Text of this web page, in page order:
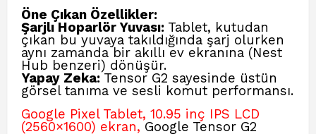
Öne Çıkan Özellikler:
Şarjlı Hoparlör Yuvası: Tablet, kutudan
çıkan bu yuvaya takıldığında şarj olurken
aynı zamanda bir akıllı ev ekranına (Nest
Hub benzeri) dönüşür.
Yapay Zeka: Tensor G2 sayesinde üstün
görsel tanıma ve sesli komut performansı.
Google Pixel Tablet, 10.95 inç IPS LCD
(2560×1600) ekran, Google Tensor G2